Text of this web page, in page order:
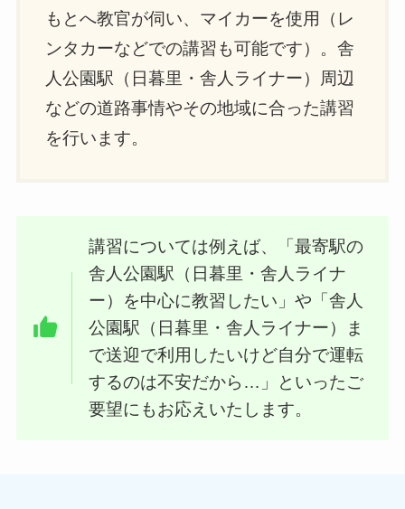
もとへ教官が伺い、マイカーを使用（レ
ンタカーなどでの講習も可能です）。舎
人公園駅（日暮里・舎人ライナー）周辺
などの道路事情やその地域に合った講習
を行います。
講習については例えば、「最寄駅の
舎人公園駅（日暮里・舎人ライナ
ー）を中心に教習したい」や「舎人
公園駅（日暮里・舎人ライナー）ま
で送迎で利用したいけど自分で運転
するのは不安だから…」といったご
要望にもお応えいたします。